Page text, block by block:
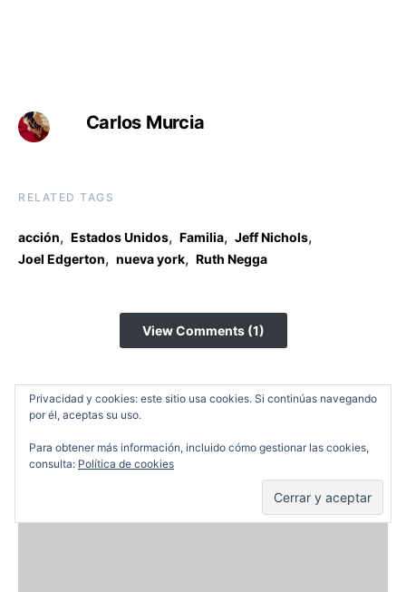
Carlos Murcia
RELATED TAGS
acción, Estados Unidos, Familia, Jeff Nichols,
Joel Edgerton, nueva york, Ruth Negga
View Comments (1)
YOU MAY ALSO LIKE
Críticas
Privacidad y cookies: este sitio usa cookies. Si continúas navegando
por él, aceptas su uso.
Para obtener más información, incluido cómo gestionar las cookies,
consulta: Política de cookies